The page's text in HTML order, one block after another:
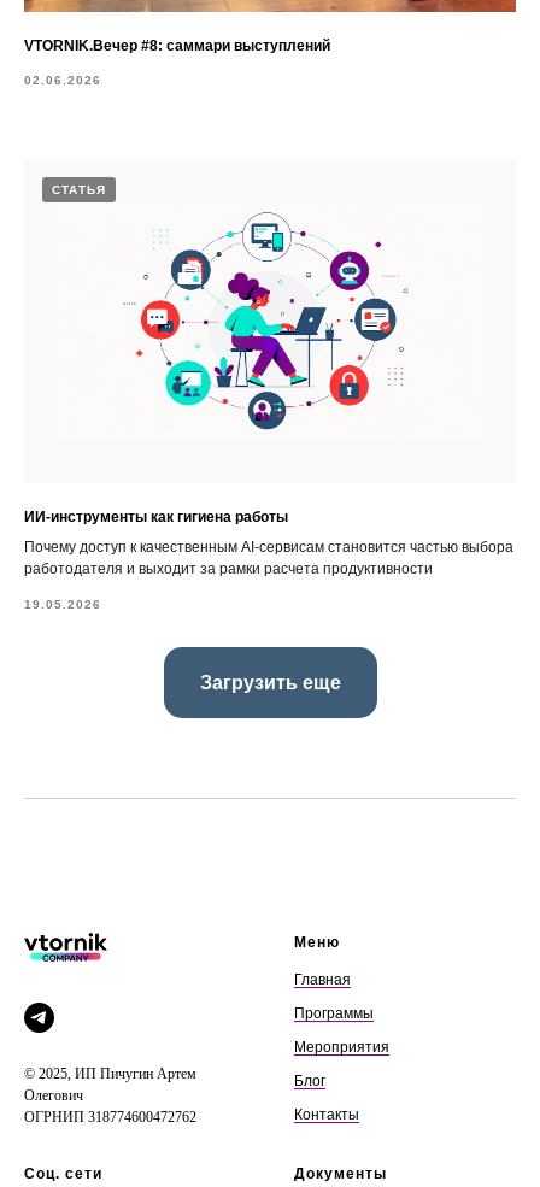
VTORNIK.Вечер #8: саммари выступлений
02.06.2026
СТАТЬЯ
ИИ-инструменты как гигиена работы
Почему доступ к качественным AI-сервисам становится частью выбора
работодателя и выходит за рамки расчета продуктивности
19.05.2026
Загрузить еще
© 2025, ИП Пичугин Артем
Олегович
ОГРНИП 318774600472762
Меню
Главная
Программы
Мероприятия
Блог
Контакты
Соц. сети Документы